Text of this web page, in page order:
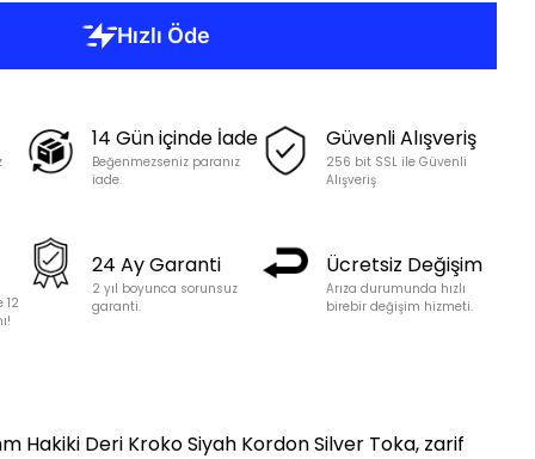
14 Gün içinde İade
Beğenmezseniz paranız
iade.
Güvenli Alışveriş
256 bit SSL ile Güvenli
Alışveriş
12
24 Ay Garanti
2 yıl boyunca sorunsuz
garanti.
Ücretsiz Değişim
Arıza durumunda hızlı
birebir değişim hizmeti.
Hakiki Deri Kroko Siyah Kordon Silver Toka, zarif